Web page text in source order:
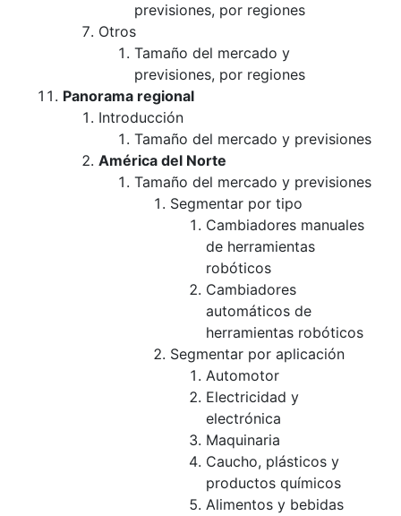
previsiones, por regiones
Otros
Tamaño del mercado y
previsiones, por regiones
Panorama regional
Introducción
Tamaño del mercado y previsiones
América del Norte
Tamaño del mercado y previsiones
Segmentar por tipo
Cambiadores manuales
de herramientas
robóticos
Cambiadores
automáticos de
herramientas robóticos
Segmentar por aplicación
Automotor
Electricidad y
electrónica
Maquinaria
Caucho, plásticos y
productos químicos
Alimentos y bebidas